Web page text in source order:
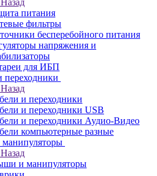
Назад
питания
фильтры
бесперебойного питания
напряжения и
для ИБП
переходники
Назад
и переходники
и переходники USB
и переходники Аудио-Видео
компьютерные разные
Назад
и манипуляторы